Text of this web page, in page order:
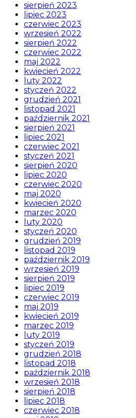
sierpień 2023
lipiec 2023
czerwiec 2023
wrzesień 2022
sierpień 2022
czerwiec 2022
maj 2022
kwiecień 2022
luty 2022
styczeń 2022
grudzień 2021
listopad 2021
październik 2021
sierpień 2021
lipiec 2021
czerwiec 2021
styczeń 2021
sierpień 2020
lipiec 2020
czerwiec 2020
maj 2020
kwiecień 2020
marzec 2020
luty 2020
styczeń 2020
grudzień 2019
listopad 2019
październik 2019
wrzesień 2019
sierpień 2019
lipiec 2019
czerwiec 2019
maj 2019
kwiecień 2019
marzec 2019
luty 2019
styczeń 2019
grudzień 2018
listopad 2018
październik 2018
wrzesień 2018
sierpień 2018
lipiec 2018
czerwiec 2018